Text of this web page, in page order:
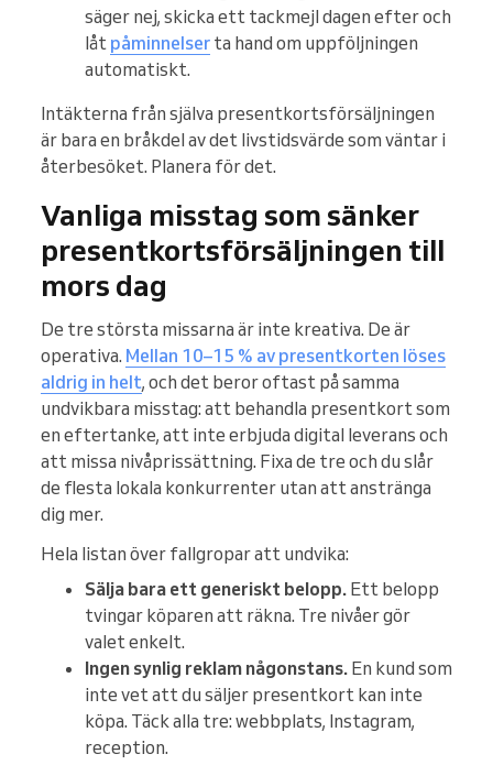
säger nej, skicka ett tackmejl dagen efter och
låt påminnelser ta hand om uppföljningen
automatiskt.
Intäkterna från själva presentkortsförsäljningen
är bara en bråkdel av det livstidsvärde som väntar i
återbesöket. Planera för det.
Vanliga misstag som sänker
presentkortsförsäljningen till
mors dag
De tre största missarna är inte kreativa. De är
operativa. Mellan 10–15 % av presentkorten löses
aldrig in helt, och det beror oftast på samma
undvikbara misstag: att behandla presentkort som
en eftertanke, att inte erbjuda digital leverans och
att missa nivåprissättning. Fixa de tre och du slår
de flesta lokala konkurrenter utan att anstränga
dig mer.
Hela listan över fallgropar att undvika:
Sälja bara ett generiskt belopp. Ett belopp
tvingar köparen att räkna. Tre nivåer gör
valet enkelt.
Ingen synlig reklam någonstans. En kund som
inte vet att du säljer presentkort kan inte
köpa. Täck alla tre: webbplats, Instagram,
reception.